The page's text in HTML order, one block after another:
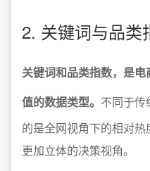
2. 关键词与品类
关键词和品类指数，是
值的数据类型。 不同于传
的是全网视角下的相对
更加立体的决策视角。